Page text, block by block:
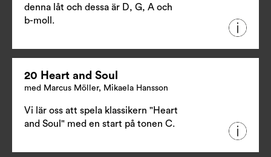
denna låt och dessa är D, G, A och
b-moll.
20 Heart and Soul
med Marcus Möller, Mikaela Hansson
Vi lär oss att spela klassikern "Heart
and Soul" med en start på tonen C.